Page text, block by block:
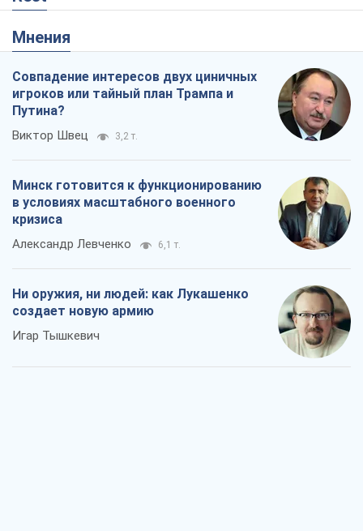
Мнения
Совпадение интересов двух циничных
игроков или тайный план Трампа и
Путина?
Виктор Швец 3,2 т.
Минск готовится к функционированию
в условиях масштабного военного
кризиса
Александр Левченко 6,1 т.
Ни оружия, ни людей: как Лукашенко
создает новую армию
Игар Тышкевич